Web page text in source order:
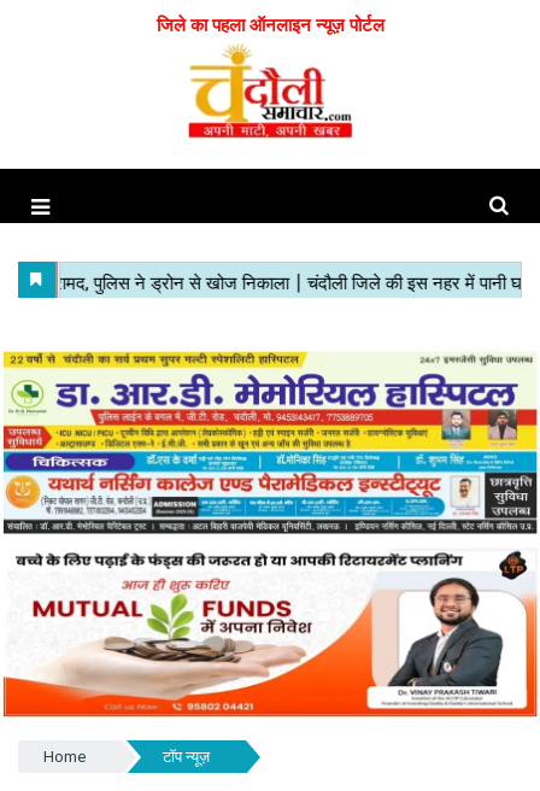
जिले का पहला ऑनलाइन न्यूज़ पोर्टल
Home टॉप न्यूज़